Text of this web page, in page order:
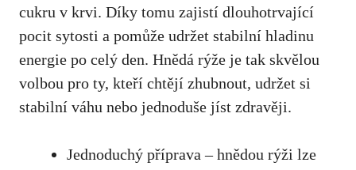
cukru ​v krvi. Díky tomu zajistí‌ dlouhotrvající⁣
pocit‍ sytosti a pomůže udržet stabilní hladinu
energie po celý den.⁢ Hnědá rýže je tak skvělou‌
volbou pro ty, kteří chtějí zhubnout,‍ udržet si
stabilní ‍váhu nebo jednoduše jíst zdravěji.
Jednoduchý příprava – hnědou rýži lze